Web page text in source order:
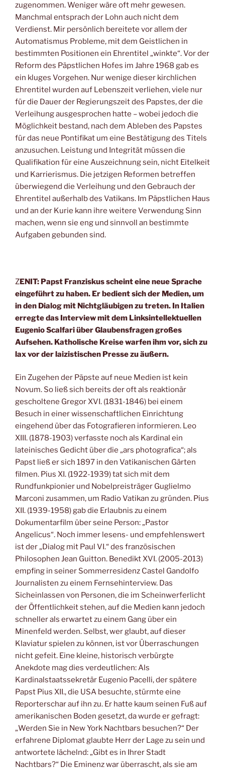
zugenommen. Weniger wäre oft mehr gewesen.
Manchmal entsprach der Lohn auch nicht dem
Verdienst. Mir persönlich bereitete vor allem der
Automatismus Probleme, mit dem Geistlichen in
bestimmten Positionen ein Ehrentitel „winkte“. Vor der
Reform des Päpstlichen Hofes im Jahre 1968 gab es
ein kluges Vorgehen. Nur wenige dieser kirchlichen
Ehrentitel wurden auf Lebenszeit verliehen, viele nur
für die Dauer der Regierungszeit des Papstes, der die
Verleihung ausgesprochen hatte – wobei jedoch die
Möglichkeit bestand, nach dem Ableben des Papstes
für das neue Pontifikat um eine Bestätigung des Titels
anzusuchen. Leistung und Integrität müssen die
Qualifikation für eine Auszeichnung sein, nicht Eitelkeit
und Karrierismus. Die jetzigen Reformen betreffen
überwiegend die Verleihung und den Gebrauch der
Ehrentitel außerhalb des Vatikans. Im Päpstlichen Haus
und an der Kurie kann ihre weitere Verwendung Sinn
machen, wenn sie eng und sinnvoll an bestimmte
Aufgaben gebunden sind.
ZENIT: Papst Franziskus scheint eine neue Sprache
eingeführt zu haben. Er bedient sich der Medien, um
in den Dialog mit Nichtgläubigen zu treten. In Italien
erregte das Interview mit dem Linksintellektuellen
Eugenio Scalfari über Glaubensfragen großes
Aufsehen. Katholische Kreise warfen ihm vor, sich zu
lax vor der laizistischen Presse zu äußern.
Ein Zugehen der Päpste auf neue Medien ist kein
Novum. So ließ sich bereits der oft als reaktionär
gescholtene Gregor XVI. (1831-1846) bei einem
Besuch in einer wissenschaftlichen Einrichtung
eingehend über das Fotografieren informieren. Leo
XIII. (1878-1903) verfasste noch als Kardinal ein
lateinisches Gedicht über die „ars photografica“; als
Papst ließ er sich 1897 in den Vatikanischen Gärten
filmen. Pius XI. (1922-1939) tat sich mit dem
Rundfunkpionier und Nobelpreisträger Guglielmo
Marconi zusammen, um Radio Vatikan zu gründen. Pius
XII. (1939-1958) gab die Erlaubnis zu einem
Dokumentarfilm über seine Person: „Pastor
Angelicus“. Noch immer lesens- und empfehlenswert
ist der „Dialog mit Paul VI.“ des französischen
Philosophen Jean Guitton. Benedikt XVI. (2005-2013)
empfing in seiner Sommerresidenz Castel Gandolfo
Journalisten zu einem Fernsehinterview. Das
Sicheinlassen von Personen, die im Scheinwerferlicht
der Öffentlichkeit stehen, auf die Medien kann jedoch
schneller als erwartet zu einem Gang über ein
Minenfeld werden. Selbst, wer glaubt, auf dieser
Klaviatur spielen zu können, ist vor Überraschungen
nicht gefeit. Eine kleine, historisch verbürgte
Anekdote mag dies verdeutlichen: Als
Kardinalstaatssekretär Eugenio Pacelli, der spätere
Papst Pius XII., die USA besuchte, stürmte eine
Reporterschar auf ihn zu. Er hatte kaum seinen Fuß auf
amerikanischen Boden gesetzt, da wurde er gefragt:
„Werden Sie in New York Nachtbars besuchen?“ Der
erfahrene Diplomat glaubte Herr der Lage zu sein und
antwortete lächelnd: „Gibt es in Ihrer Stadt
Nachtbars?“ Die Eminenz war überrascht, als sie am